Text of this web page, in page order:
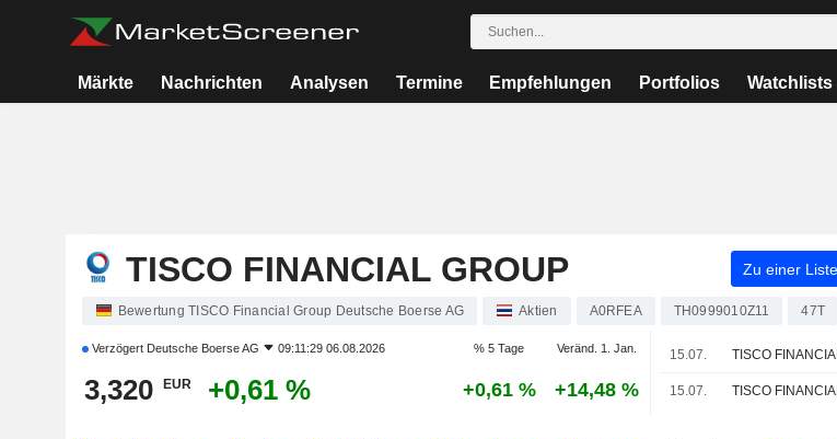
Märkte Nachrichten Analysen Termine Empfehlungen Portfolios Watchlists
TISCO FINANCIAL GROUP Zu einer
Bewertung TISCO Financial Group Deutsche Boerse AG Aktien A0RFEA TH0999010Z11 47T
Verzögert Deutsche Boerse AG 09:11:29 06.08.2026 % 5 Tage Veränd. 1. Jan.
3,320 EUR +0,61 % +0,61 % +14,48 %
15.07.
15.07.